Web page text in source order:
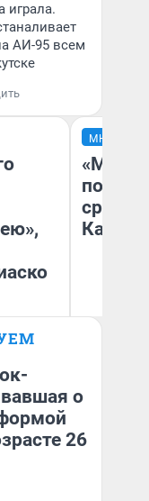
играла.
АИ-95 всем
МНЕНИЕ
о
26